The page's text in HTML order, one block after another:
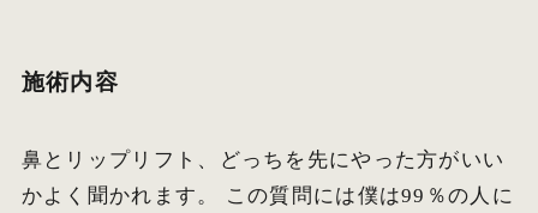
施術内容
鼻とリップリフト、どっちを先にやった方がいい
かよく聞かれます。 この質問には僕は99％の人に